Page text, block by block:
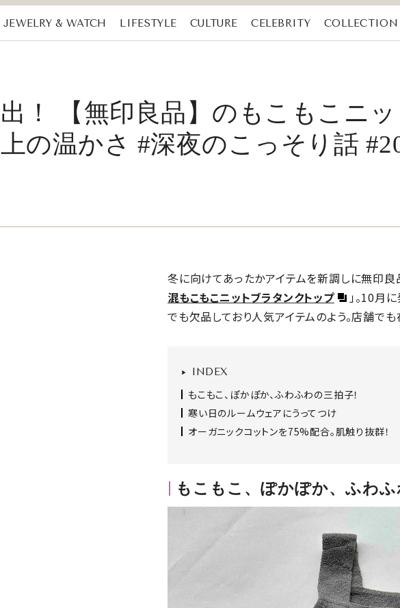
JEWELRY & WATCH LIFESTYLE CULTURE CELEBRITY
COLLECTION
！ 【無印良品】のもこもこニ
の温かさ #深夜のこっそり話
冬に向けてあったかアイテムを新調しに無印良
混もこもこニットブラタンクトップ
」。10月
でも欠品しており人気アイテムのよう。店舗で
INDEX
もこもこ、ぽかぽか、ふわふわの三拍子！
寒い日のルームウェアにうってつけ
オーガニックコットンを75%配合。肌触り抜群！
もこもこ、ぽかぽか、ふわ